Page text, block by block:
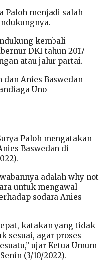
Paloh menjadi salah
kembali
DKI tahun 2017
atau jalur partai.
Anies Baswedan
Uno
Paloh mengatakan
Baswedan di
adalah why not
untuk mengawal
sodara Anies
katakan yang tidak
sesuai, agar proses
ujar Ketua Umum
(3/10/2022).